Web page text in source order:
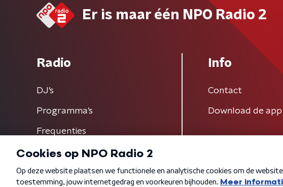
Er is maar één NPO Radio 2
Radio
DJ’s
Programma's
Frequenties
Info
Contact
Download de app